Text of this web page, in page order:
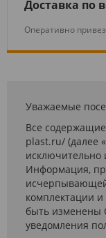
Доставка по
Оперативно
Уважаемые
Все
plast.ru/ (далее
Информация,
комплектации и
быть изменены
уведомления